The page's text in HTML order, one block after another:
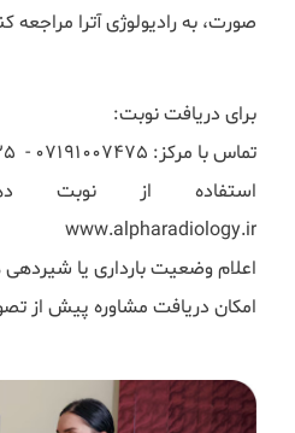
صورت، به رادیولوژی آترا مراجعه
برای دریافت نوبت:
تماس با مرکز: ۰۷۱۹۱۰۰۷۴۷۵ - ۰۹۱۹۷۴۵۱۷۲۵
استفاده از نوبت
www.alpharadiology.ir
اعلام وضعیت بارداری یا
امکان دریافت مشاوره پیش از